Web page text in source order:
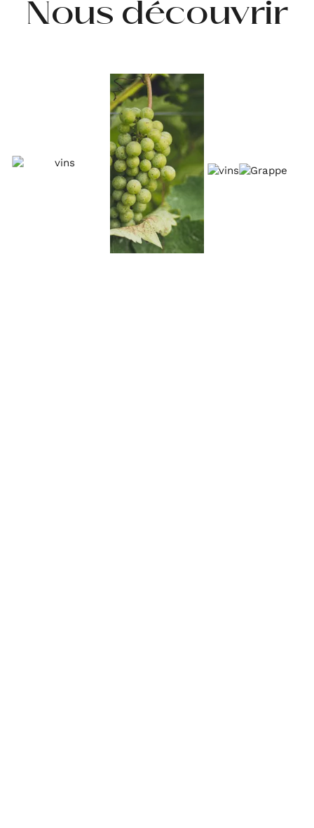
Nous découvrir